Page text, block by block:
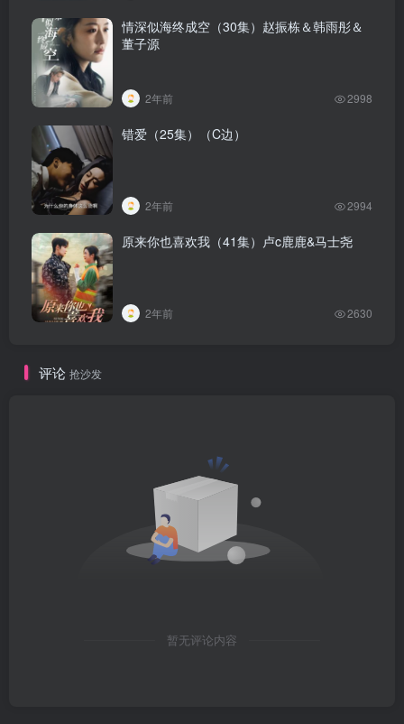
情深似海终成空（30集）赵振栋＆韩雨彤＆
董子源
2年前 2998
错爱（25集）（C边）
2年前 2994
原来你也喜欢我（41集）卢c鹿鹿&马士尧
2年前 2630
评论 抢沙发
暂无评论内容